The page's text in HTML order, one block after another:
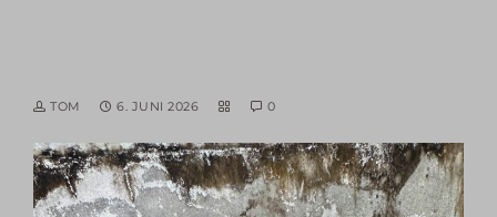
TOM 6. JUNI 2026 0